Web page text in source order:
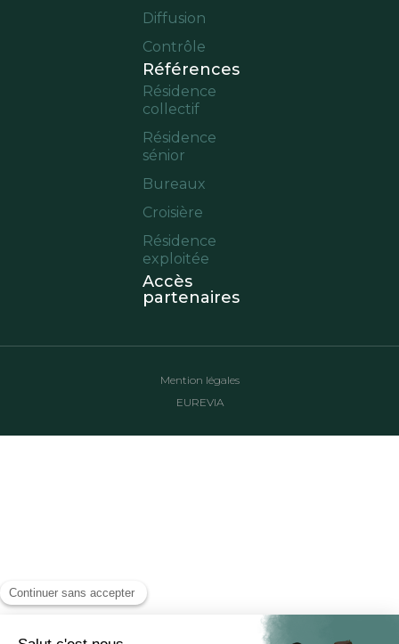
Diffusion
Contrôle
Références
Résidence
collectif
Résidence
sénior
Bureaux
Croisière
Résidence
exploitée
Accès
partenaires
Mention légales
EUREVIA